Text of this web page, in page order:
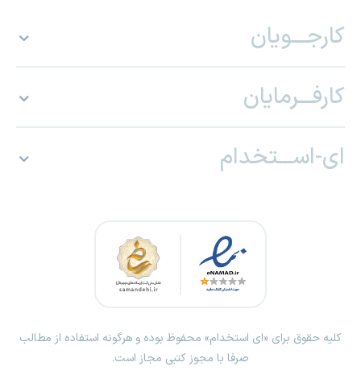
کارجـــویان
کارفـــرمایان
ای-اســـتخدام
کلیه حقوق برای «ای استخدام» محفوظ بوده و هرگونه استفاده از مطالب
صرفا با مجوز کتبی مجاز است.